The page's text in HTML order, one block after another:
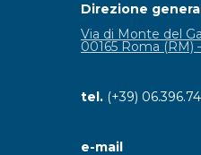
Direzione
Via di Monte del
00165 Roma (RM)
tel. (+39)
e-mail